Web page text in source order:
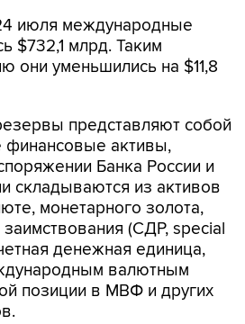
июля международные
$732,1 млрд. Таким
они уменьшились на $11,8
представляют собой
активы,
Банка России и
складываются из активов
монетарного золота,
(СДР, special
денежная единица,
валютным
позиции в МВФ и других